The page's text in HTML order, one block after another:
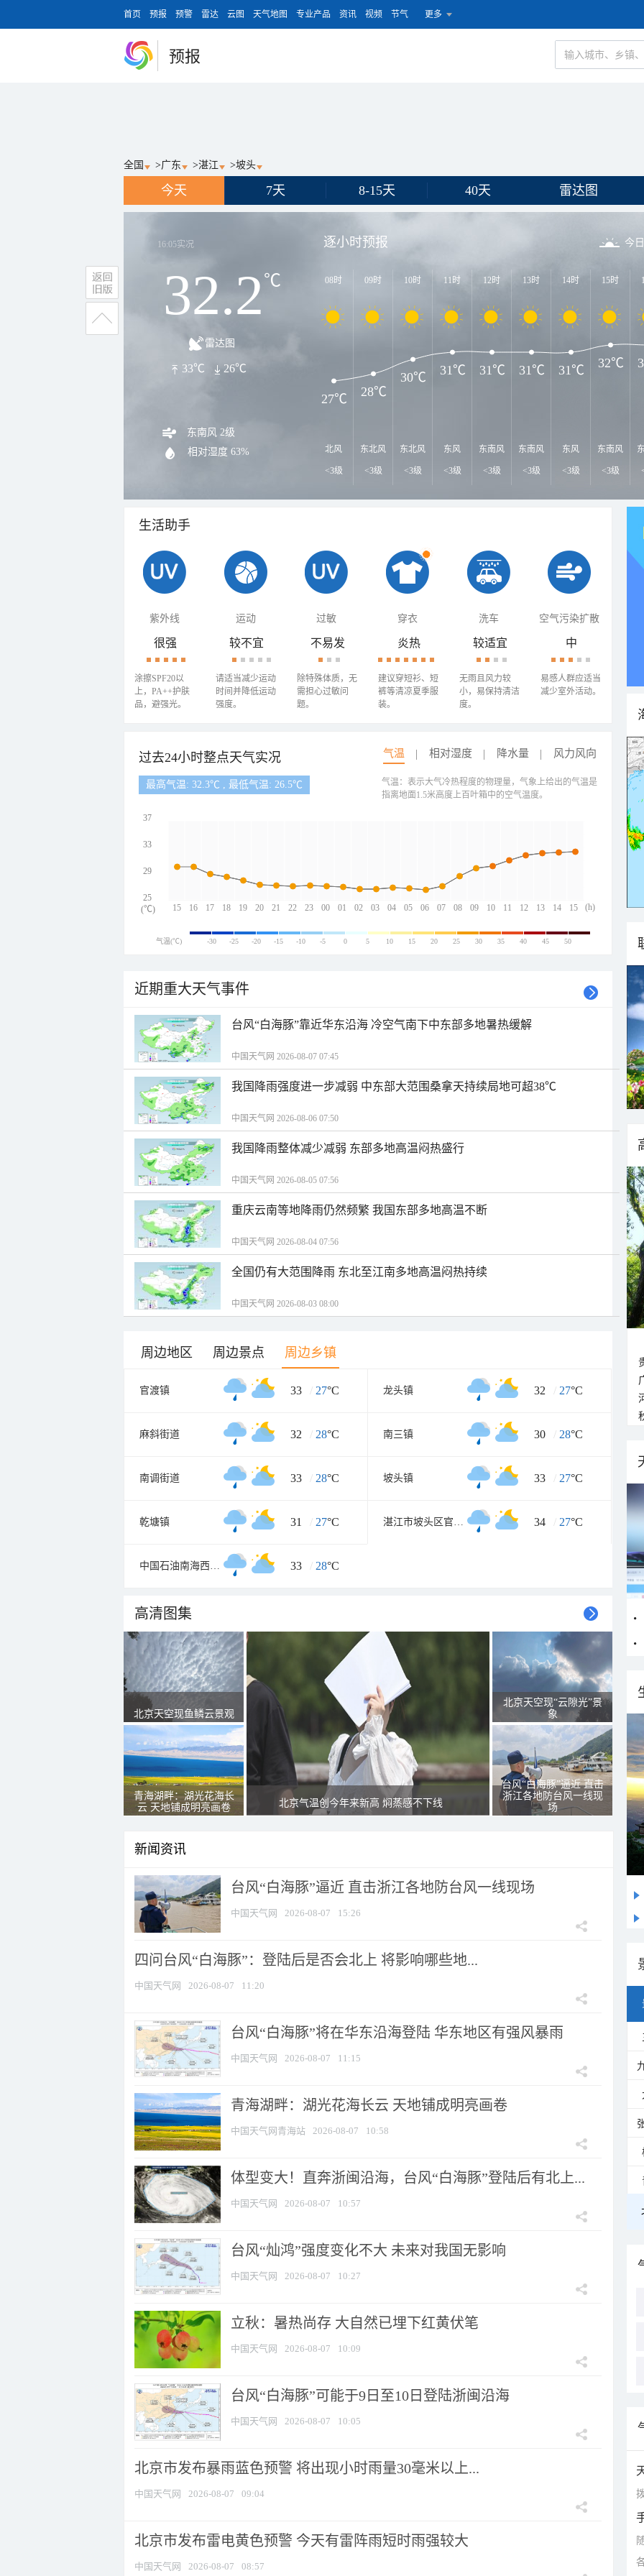
首页 预报 预警 雷达 云图 天气地图 专业产品 资讯 视频 节气 更多
预报
全国 >广东 >湛江 >坡头
今天 7天 8-15天 40天 雷达图
16:05实况
32.2℃
雷达图
33℃ 26℃
东南风 2级
相对湿度 63%
逐小时预报 今
08时
北风
<3级
09时
东北风
<3级
10时
东北风
<3级
11时
东风
<3级
12时
东南风
<3级
13时
东南风
<3级
14时
东风
<3级
15时
东南风
<3级
27℃ 28℃
30℃ 31℃ 31℃ 31℃ 31℃ 32℃
生活助手
紫外线 运动 过敏 穿衣 洗车 空气污染扩散
很强
涂擦SPF20以
上，PA++护肤
品，避强光。
较不宜
请适当减少运动
时间并降低运动
强度。
不易发
除特殊体质，无
需担心过敏问
题。
炎热
建议穿短衫、短
裤等清凉夏季服
装。
较适宜
无雨且风力较
小，易保持清洁
度。
中
易感人群应适当
减少室外活动。
过去24小时整点天气实况 气温 相对湿度 降水量 风力风向
最高气温: 32.3℃ , 最低气温: 26.5℃
15 16 17 18 19 20 21 22 23 00 01 02 03 04 05 06 07 08 09 10 11 12 13 14 15
37
33
29
25
(h)
(℃)
气温：表示大气冷热程度的物理量，气象上给出的气温是
指离地面1.5米高度上百叶箱中的空气温度。
气温(℃) -30 -25 -20 -15 -10 -5 0 5 10 15 20 25 30 35 40 45 50
近期重大天气事件
台风“白海豚”靠近华东沿海 冷空气南下中东部多地暑热缓解
中国天气网 2026-08-07 07:45
我国降雨强度进一步减弱 中东部大范围桑拿天持续局地可超38℃
中国天气网 2026-08-06 07:50
我国降雨整体减少减弱 东部多地高温闷热盛行
中国天气网 2026-08-05 07:56
重庆云南等地降雨仍然频繁 我国东部多地高温不断
中国天气网 2026-08-04 07:56
全国仍有大范围降雨 东北至江南多地高温闷热持续
中国天气网 2026-08-03 08:00
周边地区 周边景点 周边乡镇
官渡镇 33 / 27°C 龙头镇 32 / 27°C
麻斜街道 32 / 28°C 南三镇 30 / 28°C
南调街道 33 / 28°C 坡头镇 33 / 27°C
乾塘镇 31 / 27°C 湛江市坡头区官渡工业园 34 / 27°C
中国石油南海西部公司 33 / 28°C
高清图集
北京天空现鱼鳞云景观
青海湖畔：湖光花海长
云 天地铺成明亮画卷
北京气温创今年来新高 焖蒸感不下线
北京天空现“云隙光”景
象
台风“白海豚”逼近 直击
浙江各地防台风一线现
场
新闻资讯
台风“白海豚”逼近 直击浙江各地防台风一线现场
中国天气网 2026-08-07 15:26
四问台风“白海豚”：登陆后是否会北上 将影响哪些地...
中国天气网 2026-08-07 11:20
台风“白海豚”将在华东沿海登陆 华东地区有强风暴雨
中国天气网 2026-08-07 11:15
青海湖畔：湖光花海长云 天地铺成明亮画卷
中国天气网青海站 2026-08-07 10:58
体型变大！直奔浙闽沿海，台风“白海豚”登陆后有北上...
中国天气网 2026-08-07 10:57
台风“灿鸿”强度变化不大 未来对我国无影响
中国天气网 2026-08-07 10:27
立秋：暑热尚存 大自然已埋下红黄伏笔
中国天气网 2026-08-07 10:09
台风“白海豚”可能于9日至10日登陆浙闽沿海
中国天气网 2026-08-07 10:05
北京市发布暴雨蓝色预警 将出现小时雨量30毫米以上...
中国天气网 2026-08-07 09:04
北京市发布雷电黄色预警 今天有雷阵雨短时雨强较大
中国天气网 2026-08-07 08:57